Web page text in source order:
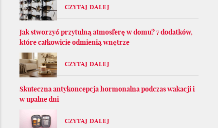
CZYTAJ DALEJ
Jak stworzyć przytulną atmosferę w domu? 7 dodatków,
które całkowicie odmienią wnętrze
CZYTAJ DALEJ
Skuteczna antykoncepcja hormonalna podczas wakacji i
w upalne dni
CZYTAJ DALEJ